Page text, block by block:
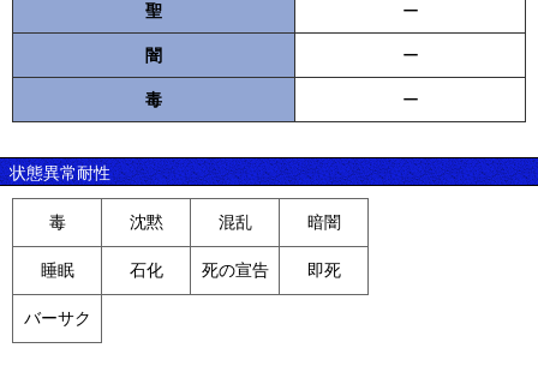
聖 ー
闇 ー
毒 ー
状態異常耐性
毒 沈黙 混乱 暗闇
睡眠 石化 死の宣告 即死
バーサク